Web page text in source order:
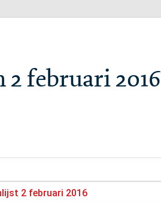
februari 2016
2 februari 2016